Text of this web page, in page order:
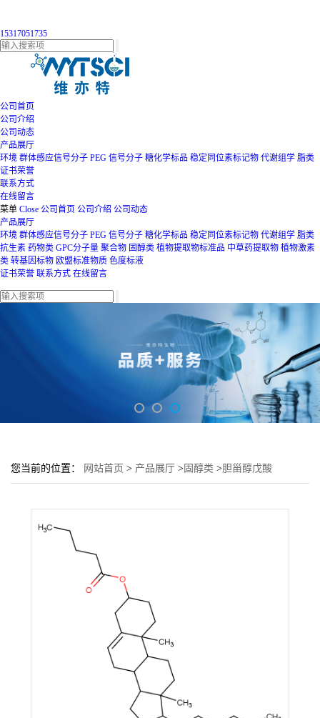
15317051735
公司首页
公司介绍
公司动态
产品展厅
环境 群体感应信号分子 PEG 信号分子 糖化学标品 稳定同位素标记物 代谢组学 脂类
证书荣誉
联系方式
在线留言
菜单 Close 公司首页 公司介绍 公司动态
产品展厅
环境 群体感应信号分子 PEG 信号分子 糖化学标品 稳定同位素标记物 代谢组学 脂类
抗生素 药物类 GPC分子量 聚合物 固醇类 植物提取物标准品 中草药提取物 植物激素
类 转基因标物 欧盟标准物质 色度标液
证书荣誉 联系方式 在线留言
您当前的位置： 网站首页 > 产品展厅 > 固醇类 >胆甾醇戊酸